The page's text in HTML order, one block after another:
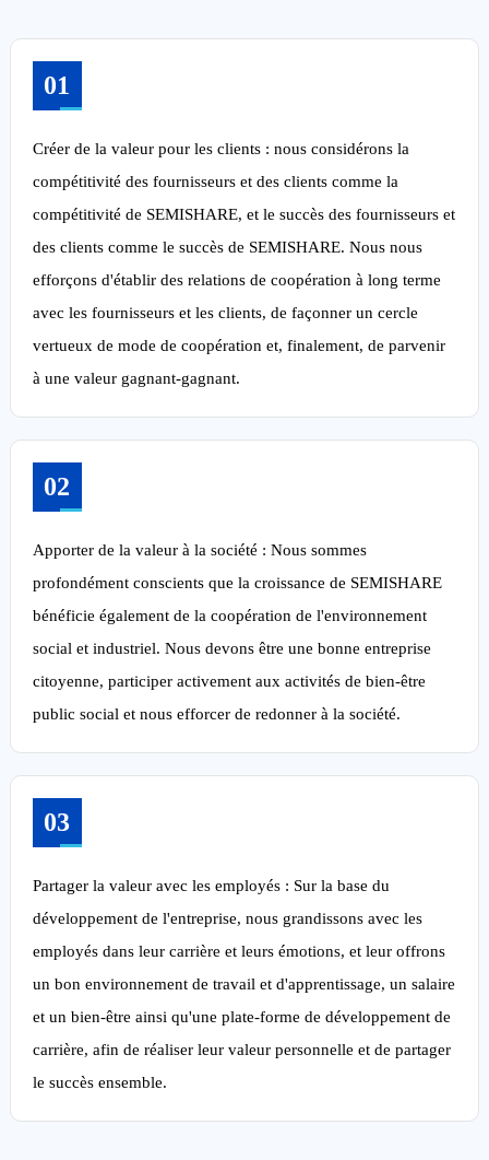
01
Créer de la valeur pour les clients : nous considérons la
compétitivité des fournisseurs et des clients comme la
compétitivité de SEMISHARE, et le succès des fournisseurs et
des clients comme le succès de SEMISHARE. Nous nous
efforçons d'établir des relations de coopération à long terme
avec les fournisseurs et les clients, de façonner un cercle
vertueux de mode de coopération et, finalement, de parvenir
à une valeur gagnant-gagnant.
02
Apporter de la valeur à la société : Nous sommes
profondément conscients que la croissance de SEMISHARE
bénéficie également de la coopération de l'environnement
social et industriel. Nous devons être une bonne entreprise
citoyenne, participer activement aux activités de bien-être
public social et nous efforcer de redonner à la société.
03
Partager la valeur avec les employés : Sur la base du
développement de l'entreprise, nous grandissons avec les
employés dans leur carrière et leurs émotions, et leur offrons
un bon environnement de travail et d'apprentissage, un salaire
et un bien-être ainsi qu'une plate-forme de développement de
carrière, afin de réaliser leur valeur personnelle et de partager
le succès ensemble.